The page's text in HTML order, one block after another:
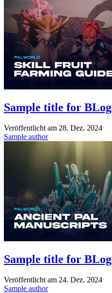
Sample title for BLog
Veröffentlicht am 28. Dez. 2024
Sample author
Sample title for BLog
Veröffentlicht am 24. Dez. 2024
Sample author